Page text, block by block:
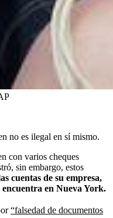
no es ilegal en sí mismo.
con varios cheques
sin embargo, estos
cuentas de su empresa,
en Nueva York.
“falsedad de documentos